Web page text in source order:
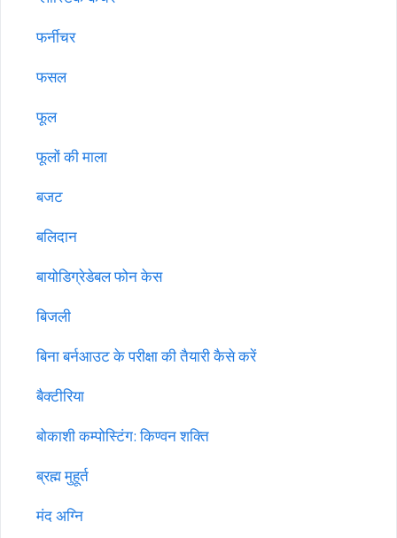
फर्नीचर
फसल
फूल
फूलों की माला
बजट
बलिदान
बायोडिग्रेडेबल फोन केस
बिजली
बिना बर्नआउट के परीक्षा की तैयारी कैसे करें
बैक्टीरिया
बोकाशी कम्पोस्टिंग: किण्वन शक्ति
ब्रह्म मुहूर्त
मंद अग्नि